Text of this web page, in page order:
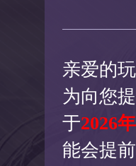
亲爱的玩
为向您
于2026
能会提